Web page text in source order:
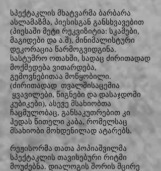
სპექტაკლის მხატვარმა ბარბარა
ასლამაზმა, პიესისგან განსხვავებით
(პიესაში მეტი რეკვიზიტია: სკამები,
მაგიდები და ა.შ), მინიმალისტური
დეკორაცია წარმოგვიდგინა.
სასტუმრო ოთახში, სადაც ძირითადად
მოქმედება ვითარდება,
გემოვნებითაა მოწყობილი.
(ძირითადად თვალშისაცემია
ყვავილები, წიგნები და დასაჯდომი
კუბიკები), ასევე მსახიობთა
ჩაცმულობაც, განსაკუთრებით კი
ჰედას წითელი კაბა, რომელსაც
მსახიობი მოხდენილად ატარებს.
რეჟისორმა თათა პოპიაშვილმა
სპექტაკლის თავისებური რიტმი
მოუძებნა. დიალოგის შორის მცირე